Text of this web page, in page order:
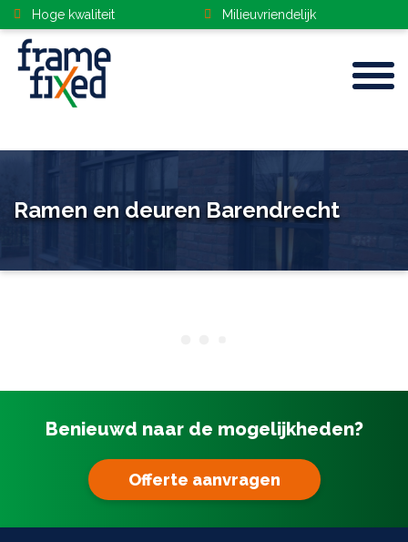
Dakramen
Zonwering
Projecten
Hoge kwaliteit Milieuvriendelijk
Ramen en deuren Barendrecht
Benieuwd naar de mogelijkheden?
Offerte aanvragen